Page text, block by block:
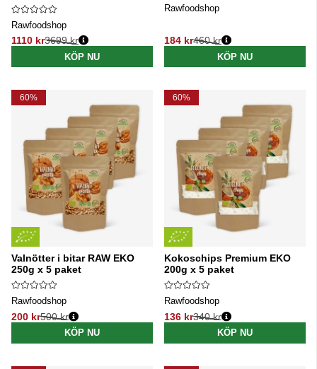
Rawfoodshop
1110 kr
Ordinarie pris:
3699 kr
KÖP NU
Rawfoodshop
184 kr
Ordinarie pris:
460 kr
KÖP NU
60%
Valnötter i bitar RAW EKO
250g x 5 paket
Rawfoodshop
200 kr
Ordinarie pris:
500 kr
KÖP NU
60%
Kokoschips Premium EKO
200g x 5 paket
Rawfoodshop
136 kr
Ordinarie pris:
340 kr
KÖP NU